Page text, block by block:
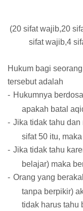
(20 sifat wajib,20
sifat wajib,4
Hukum bagi
tersebut adalah
- Hukumnya
apakah batal
- Jika tidak tahu
sifat 50 itu,
- Jika tidak tahu
belajar) maka
- Orang yang
tanpa berpikir)
tidak harus tahu